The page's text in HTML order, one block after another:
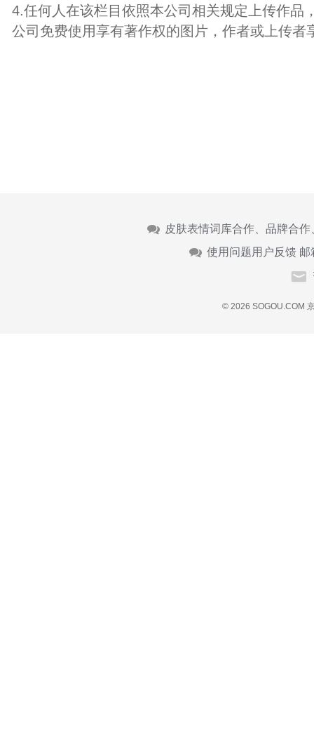
4.任何人在该栏目依照本公司相关规定上传作品
公司免费使用享有著作权的图片，作者或上传者
皮肤表情词库合作、品牌合
使用问题用户反馈 邮
© 2026 SOGOU.COM